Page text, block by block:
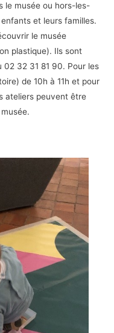
le musée ou hors-les-
et leurs familles.
le musée
plastique). Ils sont
02 32 31 81 90. Pour les
de 10h à 11h et pour
ateliers peuvent être